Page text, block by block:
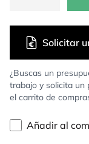
¿Buscas un
trabajo y solicita un
el carrito de
Solicitar
Añadir al